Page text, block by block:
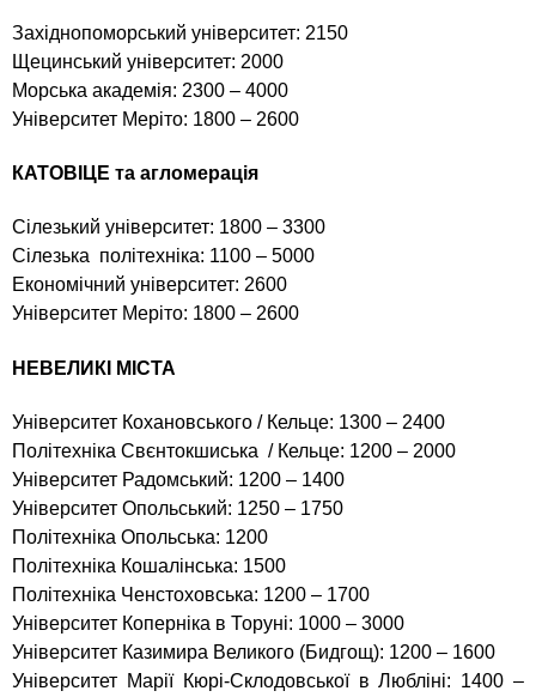
Західнопоморський університет: 2150
Щецинський університет: 2000
Морська академія: 2300 – 4000
Університет Меріто: 1800 – 2600
КАТОВІЦЕ та агломерація
Сілезький університет: 1800 – 3300
Сілезька політехніка: 1100 – 5000
Економічний університет: 2600
Університет Меріто: 1800 – 2600
НЕВЕЛИКІ МІСТА
Університет Кохановського / Кельце: 1300 – 2400
Політехніка Свєнтокшиська / Кельце: 1200 – 2000
Університет Радомський: 1200 – 1400
Університет Опольський: 1250 – 1750
Політехніка Опольська: 1200
Політехніка Кошалінська: 1500
Політехніка Ченстоховська: 1200 – 1700
Університет Коперніка в Торуні: 1000 – 3000
Університет Казимира Великого (Бидгощ): 1200 – 1600
Університет Марії Кюрі-Склодовської в Любліні: 1400 –